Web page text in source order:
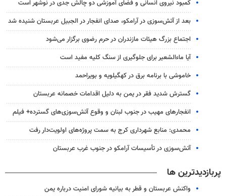
کمبود نیروی انسانی و فضای آموزشی دو چالش جدی در نوشهر است
بعد از آتش‌سوزی در آرامکو، صدای انفجار در الجبیل عربستان شنیده شد
اجتماع بزرگ هیئات مازندران در حرم رضوی برگزار می‌شود
آیا ماءالشعیر برای جلوگیری از سنگ کلیه مفید است
خاموشی با برنامه برق در کهگیلویه و بویراحمد
گسترش شدید فقر در یمن به دلیل اقدامات خصمانه عربستان
انفجارهای مهیب در جنوب لبنان و وقوع آتش‌سوزی‌های گسترده+ فیلم
محمدی: منابع شهرداری کرج به سمت پروژه‌های اولویت‌دار رفت
آتش‌سوزی در تأسیسات آرامکو در جنوب غرب عربستان
پربازدیدترین ها
واکنش عربستان و قطر به بیانیه شورای امنیت درباره یمن